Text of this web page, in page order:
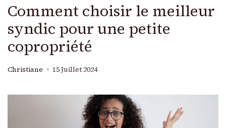
Comment choisir le meilleur
syndic pour une petite
copropriété
Christiane 15 Juillet 2024